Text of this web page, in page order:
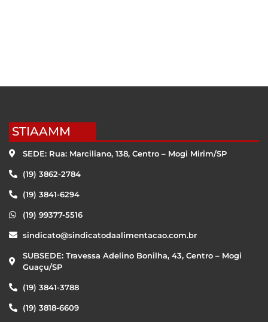
STIAAMM
SEDE: Rua: Marciliano, 138, Centro – Mogi Mirim/SP
(19) 3862-2784
(19) 3841-6294
(19) 99377-5516
sindicato@sindicatodaalimentacao.com.br
SUBSEDE: Travessa Adelino Bonilha, 43, Centro – Mogi
Guaçu/SP
(19) 3841-3788
(19) 3818-6609